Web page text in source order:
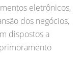
eletrônicos,
dos negócios,
dispostos a